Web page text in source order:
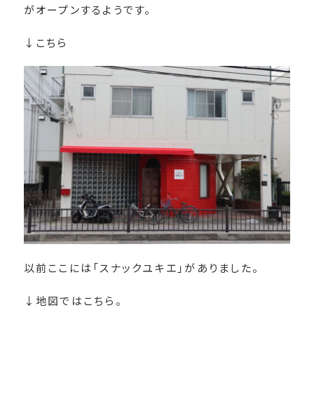
がオープンするようです。
↓こちら
以前ここには「スナックユキエ」がありました。
↓地図ではこちら。